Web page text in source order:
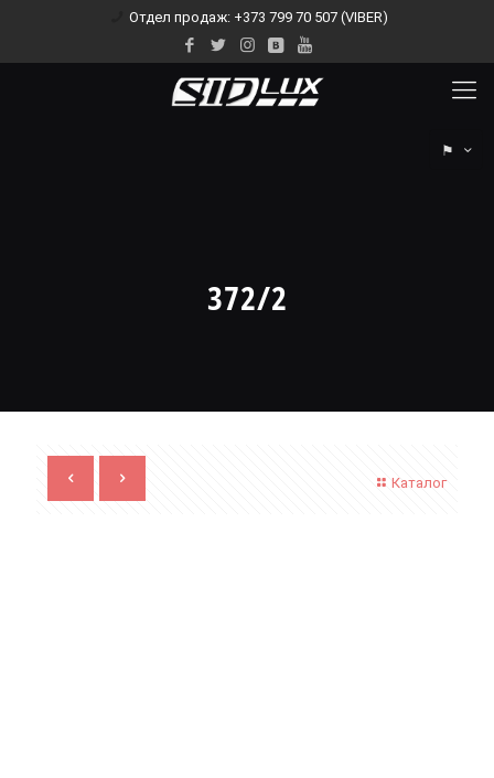
Отдел продаж: +373 799 70 507 (VIBER)
⚑
372/2
Каталог